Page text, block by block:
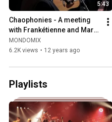
5:43
Chaophonies - A meeting
with Frankétienne and Mark
Mulholland
MONDOMIX
6.2K views • 12 years ago
Playlists